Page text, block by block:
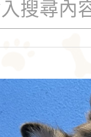
具犬
獵與
犬的
），後
為家